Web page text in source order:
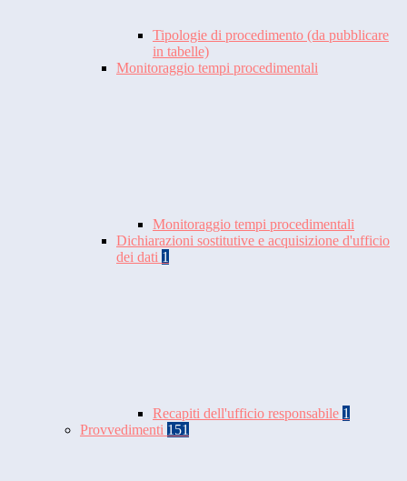
Tipologie di procedimento (da pubblicare
in tabelle)
Monitoraggio tempi procedimentali
Monitoraggio tempi procedimentali
Dichiarazioni sostitutive e acquisizione d'ufficio
dei dati 1
Recapiti dell'ufficio responsabile 1
Provvedimenti 151